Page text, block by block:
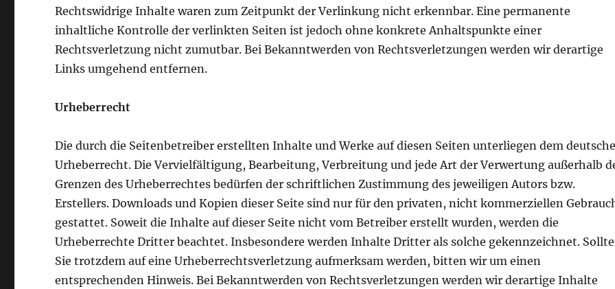
Rechtswidrige Inhalte waren zum Zeitpunkt der Verlinkung nicht erkennbar. Eine permanente
inhaltliche Kontrolle der verlinkten Seiten ist jedoch ohne konkrete Anhaltspunkte einer
Rechtsverletzung nicht zumutbar. Bei Bekanntwerden von Rechtsverletzungen werden wir derartige
Links umgehend entfernen.
Urheberrecht
Die durch die Seitenbetreiber erstellten Inhalte und Werke auf diesen Seiten unterliegen dem
Urheberrecht. Die Vervielfältigung, Bearbeitung, Verbreitung und jede Art der Verwertung außerhalb
Grenzen des Urheberrechtes bedürfen der schriftlichen Zustimmung des jeweiligen Autors bzw.
Erstellers. Downloads und Kopien dieser Seite sind nur für den privaten, nicht kommerziellen
gestattet. Soweit die Inhalte auf dieser Seite nicht vom Betreiber erstellt wurden, werden die
Urheberrechte Dritter beachtet. Insbesondere werden Inhalte Dritter als solche gekennzeichnet.
Sie trotzdem auf eine Urheberrechtsverletzung aufmerksam werden, bitten wir um einen
entsprechenden Hinweis. Bei Bekanntwerden von Rechtsverletzungen werden wir derartige Inhalte